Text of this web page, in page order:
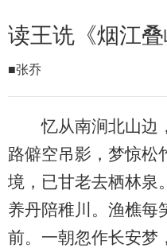
读王诜《烟江叠
■张乔
忆从南涧北山边
路僻空吊影，梦惊松
境，已甘老去栖林泉
养丹陪稚川。渔樵每
前。一朝忽作长安梦